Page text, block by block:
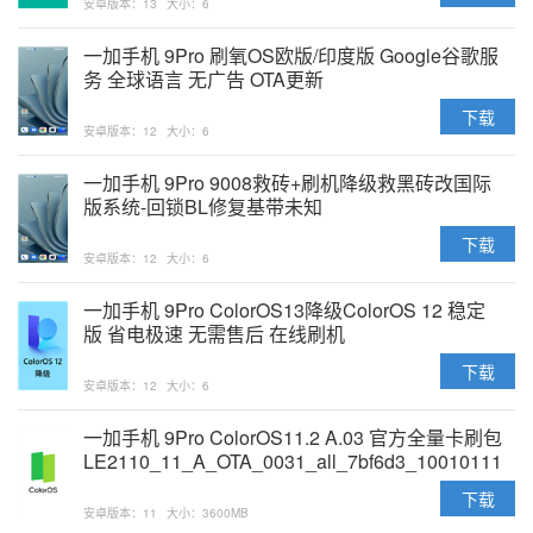
安卓版本：13 大小：6
一加手机 9Pro 刷氧OS欧版/印度版 Google谷歌服
务 全球语言 无广告 OTA更新
安卓版本：12 大小：6
下载
一加手机 9Pro 9008救砖+刷机降级救黑砖改国际
版系统-回锁BL修复基带未知
安卓版本：12 大小：6
下载
一加手机 9Pro ColorOS13降级ColorOS 12 稳定
版 省电极速 无需售后 在线刷机
安卓版本：12 大小：6
下载
一加手机 9Pro ColorOS11.2 A.03 官方全量卡刷包
LE2110_11_A_OTA_0031_all_7bf6d3_10010111.zip
安卓版本：11 大小：3600MB
下载